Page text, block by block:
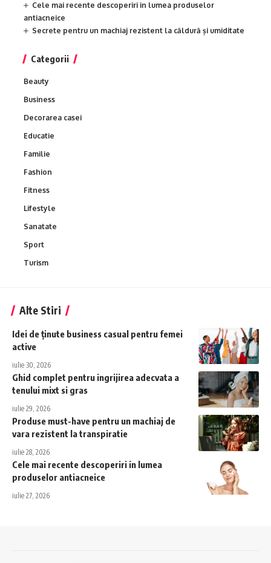
Cele mai recente descoperiri in lumea produselor
antiacneice
Secrete pentru un machiaj rezistent la căldură și umiditate
Categorii
Beauty
Business
Decorarea casei
Educatie
Familie
Fashion
Fitness
Lifestyle
Sanatate
Sport
Turism
Alte Stiri
Idei de ținute business casual pentru femei
active
iulie 30, 2026
Ghid complet pentru ingrijirea adecvata a
tenului mixt si gras
iulie 29, 2026
Produse must-have pentru un machiaj de
vara rezistent la transpiratie
iulie 28, 2026
Cele mai recente descoperiri in lumea
produselor antiacneice
iulie 27, 2026